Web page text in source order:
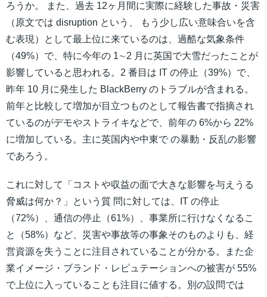
ろうか。 また、過去 12ヶ月間に実際に経験した事故・災害
（原文では disruption という、 もう少し広い意味合いを含
む表現）として最上位に来ているのは、過酷な気象条件
（49%）で、特に今年の 1∼2 月に英国で大雪だったことが
影響していると思われる。2 番目は IT の停止（39%）で、
昨年 10 月に発生した BlackBerry のトラブルが含まれる。
前年と比較して増加が目立つものとして報告書で指摘され
ているのがデモやストライキなどで、前年の 6%から 22%
に増加している。主に英国内や中東で の暴動・反乱の影響
であろう。
これに対して「コストや収益の面で大きな影響を与えうる
脅威は何か？」という質 問に対しては、IT の停止
（72%）、通信の停止（61%）、事業所に行けなくなるこ
と（58%）など、災害や事故等の事象そのものよりも、経
営資源を失うことに注目されていることが分かる。また企
業イメージ・ブランド・レピュテーションへの被害が 55%
で上位に入っていることも注目に値する。別の設問では